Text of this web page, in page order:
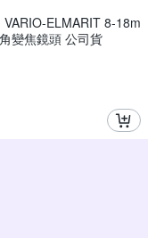
ELMARIT 8-18m
變焦鏡頭 公司貨